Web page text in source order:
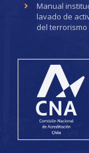
Manual
lavado de
del terrorismo